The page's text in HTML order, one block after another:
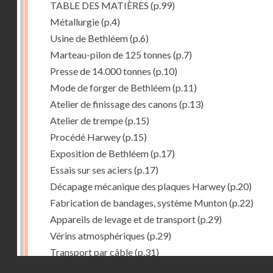
TABLE DES MATIÈRES (p.99)
Métallurgie(p.4)
Usine de Bethléem(p.6)
Marteau-pilon de 125 tonnes (p.7)
Presse de 14.000 tonnes (p.10)
Mode de forger de Bethléem(p.11)
Atelier de finissage des canons (p.13)
Atelier de trempe(p.15)
Procédé Harwey(p.15)
Exposition de Bethléem(p.17)
Essais sur ses aciers (p.17)
Décapage mécanique des plaques Harwey(p.20)
Fabrication de bandages, système Munton(p.22)
Appareils de levage et de transport(p.29)
Vérins atmosphériques (p.29)
Transport par câble(p.31)